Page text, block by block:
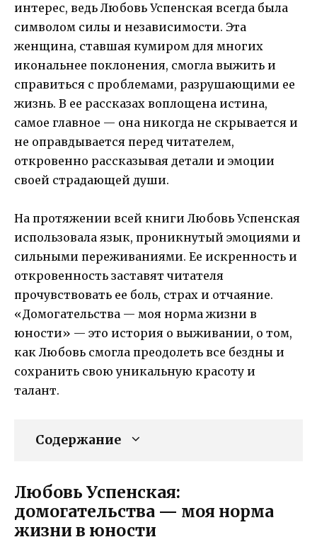
интерес, ведь Любовь Успенская всегда была
символом силы и независимости. Эта
женщина, ставшая кумиром для многих
икональнее поклонения, смогла выжить и
справиться с проблемами, разрушающими ее
жизнь. В ее рассказах воплощена истина,
самое главное — она никогда не скрывается и
не оправдывается перед читателем,
откровенно рассказывая детали и эмоции
своей страдающей души.
На протяжении всей книги Любовь Успенская
использовала язык, проникнутый эмоциями и
сильными переживаниями. Ее искренность и
откровенность заставят читателя
прочувствовать ее боль, страх и отчаяние.
«Домогательства — моя норма жизни в
юности» — это история о выживании, о том,
как Любовь смогла преодолеть все бездны и
сохранить свою уникальную красоту и
талант.
Содержание
Любовь Успенская:
домогательства — моя норма
жизни в юности